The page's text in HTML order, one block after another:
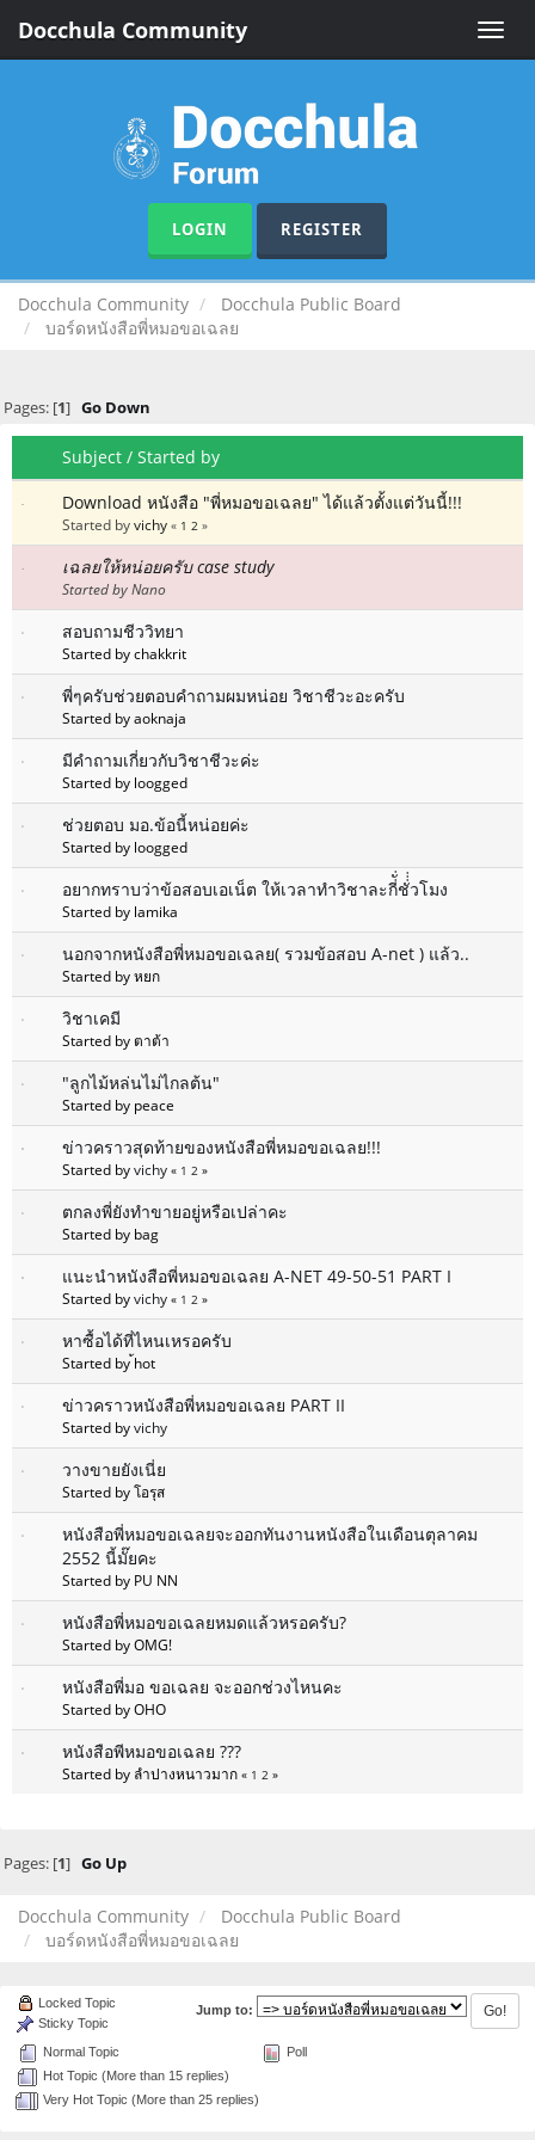
Toggle
Docchula Community
LOGIN REGISTER
Docchula Community
Docchula Public Board
บอร์ดหนังสือพี่หมอขอเฉลย
Pages: [1] Go Down
Subject / Started by
Download หนังสือ "พี่หมอขอเฉลย" ได้แล้วตั้งแต่วันนี้!!!
Started byvichy « 1 2 »
เฉลยให้หน่อยครับ case study
Started by Nano
สอบถามชีววิทยา
Started by chakkrit
พี่ๆครับช่วยตอบคำถามผมหน่อย วิชาชีวะอะครับ
Started by aoknaja
มีคำถามเกี่ยวกับวิชาชีวะค่ะ
Started by loogged
ช่วยตอบ มอ.ข้อนี้หน่อยค่ะ
Started by loogged
อยากทราบว่าข้อสอบเอเน็ต ให้เวลาทำวิชาละกี่ั่ชั่่่วโมง
Started by lamika
นอกจากหนังสือพี่หมอขอเฉลย( รวมข้อสอบ A-net ) แล้ว..
Started by หยก
วิชาเคมี
Started by ตาต้า
"ลูกไม้หล่นไม่ไกลต้น"
Started by peace
ข่าวคราวสุดท้ายของหนังสือพี่หมอขอเฉลย!!!
Started byvichy « 1 2 »
ตกลงพี่ยังทำขายอยู่หรือเปล่าคะ
Started by bag
แนะนำหนังสือพี่หมอขอเฉลย A-NET 49-50-51 PART I
Started byvichy « 1 2 »
หาซื้อได้ที่ไหนเหรอครับ
Started by ้hot
ข่าวคราวหนังสือพี่หมอขอเฉลย PART II
Started byvichy
วางขายยังเนี่ย
Started by โอรุส
หนังสือพี่หมอขอเฉลยจะออกทันงานหนังสือในเดือนตุลาคม
2552 นี้มั๊ยคะ
Started by PU NN
หนังสือพี่หมอขอเฉลยหมดแล้วหรอครับ?
Started by OMG!
หนังสือพี่มอ ขอเฉลย จะออกช่วงไหนคะ
Started by OHO
หนังสือพีหมอขอเฉลย ???
Started by ลำปางหนาวมาก « 1 2 »
Pages: [1] Go Up
Docchula Community
Docchula Public Board
บอร์ดหนังสือพี่หมอขอเฉลย
Jump to:
Normal Topic
Hot Topic (More than 15 replies)
Very Hot Topic (More than 25 replies)
Locked Topic
Sticky Topic
Poll